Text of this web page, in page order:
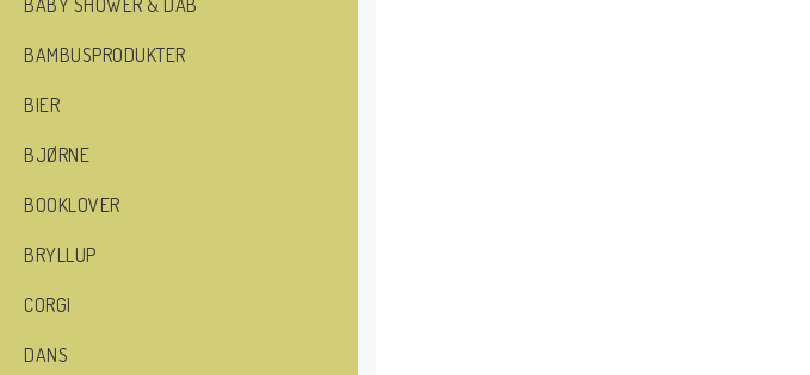
BABY SHOWER & DÅB
BAMBUSPRODUKTER
BIER
BJØRNE
BOOKLOVER
BRYLLUP
CORGI
DANS